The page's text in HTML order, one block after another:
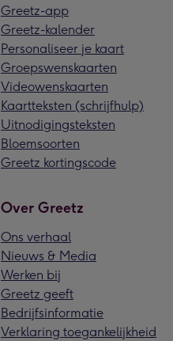
Greetz-app
Greetz-kalender
Personaliseer je kaart
Groepswenskaarten
Videowenskaarten
Kaartteksten (schrijfhulp)
Uitnodigingsteksten
Bloemsoorten
Greetz kortingscode
Over Greetz
Ons verhaal
Nieuws & Media
Werken bij
Greetz geeft
Bedrijfsinformatie
Verklaring toegankelijkheid